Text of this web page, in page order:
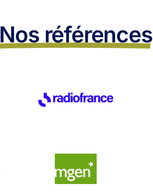
Nos références